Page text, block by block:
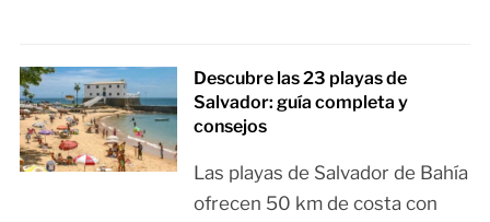
Descubre las 23 playas de
Salvador: guía completa y
consejos
Las playas de Salvador de Bahía
ofrecen 50 km de costa con